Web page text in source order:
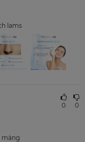
lams
màng
0 0